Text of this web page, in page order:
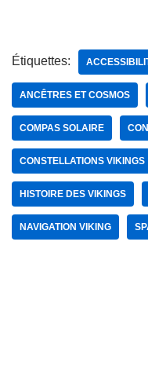
Étiquettes:
ANCÊTRES ET COSMOS
COMPAS SOLAIRE
CONSTELLATIONS VIKINGS
HISTOIRE DES VIKINGS
NAVIGATION VIKING